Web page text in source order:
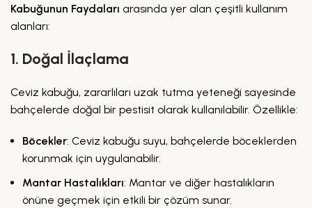
Kabuğunun Faydaları arasında yer alan çeşitli kullanım
alanları:
1. Doğal İlaçlama
Ceviz kabuğu, zararlıları uzak tutma yeteneği sayesinde
bahçelerde doğal bir pestisit olarak kullanılabilir. Özellikle:
Böcekler: Ceviz kabuğu suyu, bahçelerde böceklerden
korunmak için uygulanabilir.
Mantar Hastalıkları: Mantar ve diğer hastalıkların
önüne geçmek için etkili bir çözüm sunar.